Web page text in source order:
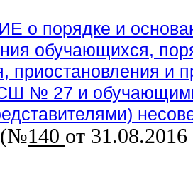
порядке и
обучающихся,
приостановления и
№ 27 и
(№140 от 31.08.2016